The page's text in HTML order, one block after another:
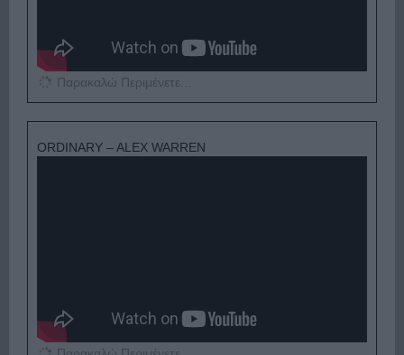
Παρακαλώ Περιμένετε...
ORDINARY – ALEX WARREN